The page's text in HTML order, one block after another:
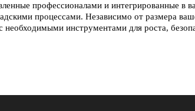
профессионалами и интегрированные в
процессами. Независимо от размера
необходимыми инструментами для роста,